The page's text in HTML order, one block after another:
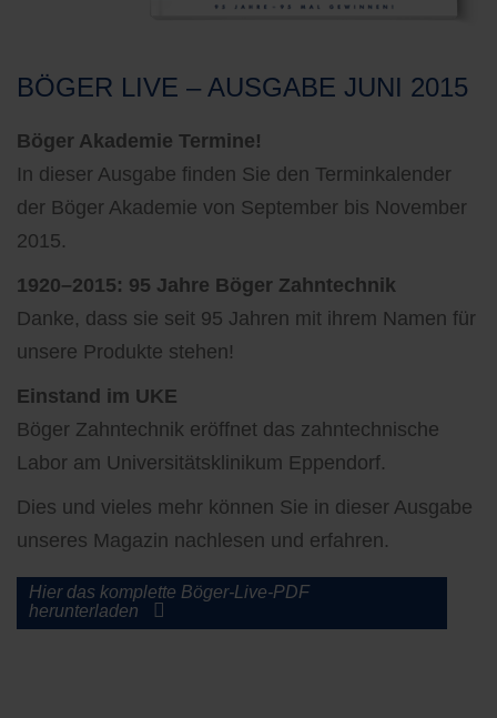
BÖGER LIVE – AUSGABE JUNI 2015
Böger Akademie Termine!
In dieser Ausgabe finden Sie den Terminkalender
der Böger Akademie von September bis November
2015.
1920–2015: 95 Jahre Böger Zahntechnik
Danke, dass sie seit 95 Jahren mit ihrem Namen für
unsere Produkte stehen!
Einstand im UKE
Böger Zahntechnik eröffnet das zahntechnische
Labor am Universitätsklinikum Eppendorf.
Dies und vieles mehr können Sie in dieser Ausgabe
unseres Magazin nachlesen und erfahren.
Hier das komplette Böger-Live-PDF
herunterladen